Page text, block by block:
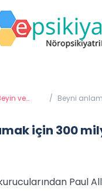
ve
/ Beyni
için 300
Paul